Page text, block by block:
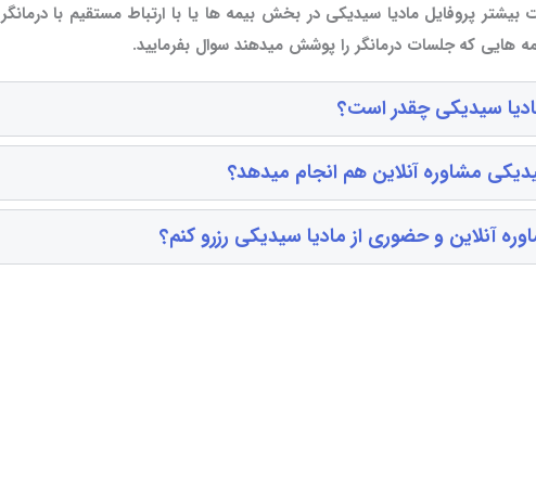
بیشتر پروفایل مادیا سیدیکی در بخش بیمه ها یا با ارتباط مستقیم با درمانگر
هایی که جلسات درمانگر را پوشش میدهند سوال بفرمایید.
سیدیکی چقدر است؟
مشاوره آنلاین هم انجام میدهد؟
آنلاین و حضوری از مادیا سیدیکی رزرو کنم؟